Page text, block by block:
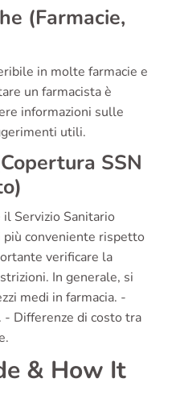
(Farmacie,
in molte farmacie e
un farmacista è
informazioni sulle
utili.
SSN
Servizio Sanitario
più conveniente rispetto
verificare la
In generale, si
medi in farmacia. -
Differenze di costo tra
& How It